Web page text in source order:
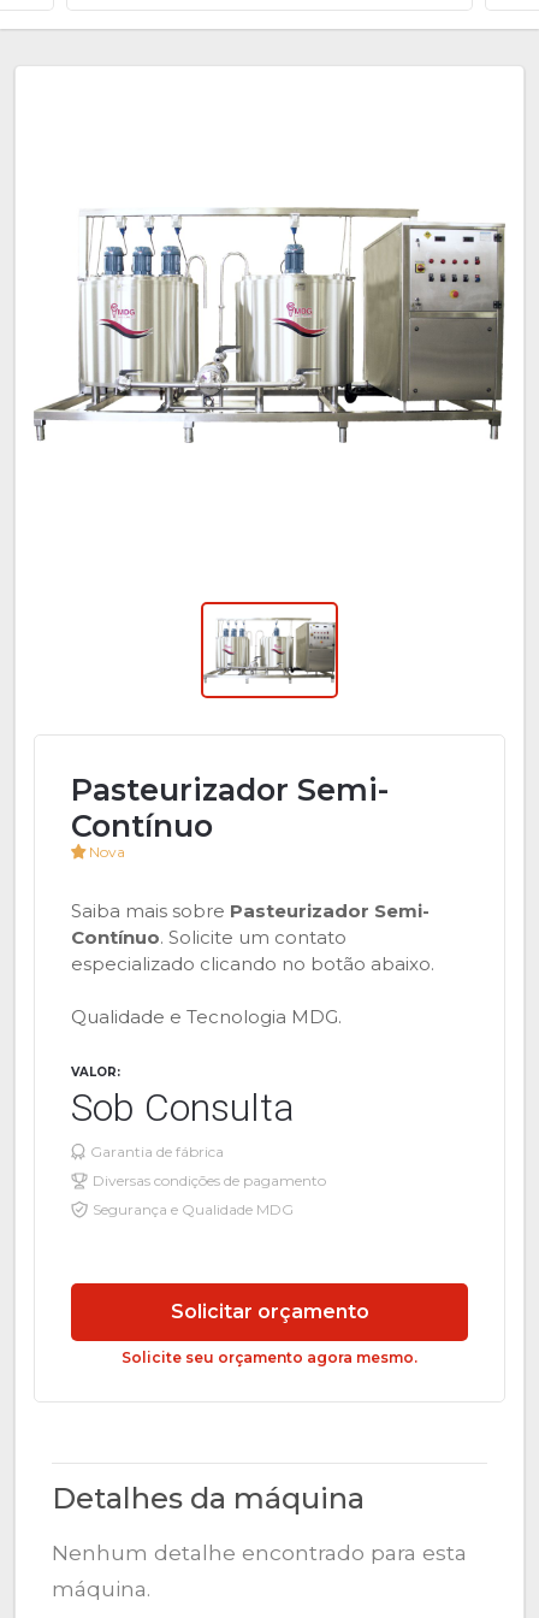
Pasteurizador Semi-
Contínuo
Nova
Saiba mais sobre Pasteurizador Semi-
Contínuo. Solicite um contato
especializado clicando no botão abaixo.
Qualidade e Tecnologia MDG.
VALOR:
Sob Consulta
Garantia de fábrica
Diversas condições de pagamento
Segurança e Qualidade MDG
Solicitar orçamento
Solicite seu orçamento agora mesmo.
Detalhes da máquina
Nenhum detalhe encontrado para esta
máquina.